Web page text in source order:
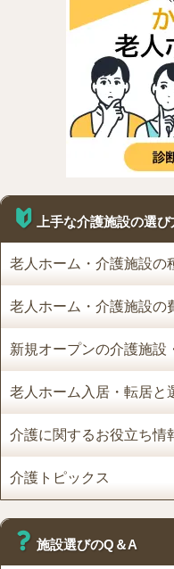
上手な介護施設の選び
老人ホーム・介護施設の
老人ホーム・介護施設の
新規オープンの介護施設
老人ホーム入居・転居と
介護に関するお役立ち情
介護トピックス
施設選びのQ＆A